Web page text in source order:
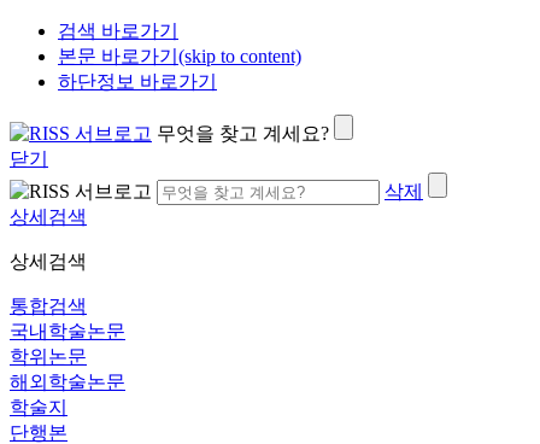
검색 바로가기
본문 바로가기(skip to content)
하단정보 바로가기
무엇을 찾고 계세요?
닫기
삭제
상세검색
상세검색
통합검색
국내학술논문
학위논문
해외학술논문
학술지
단행본